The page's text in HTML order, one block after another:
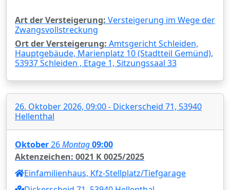
Art der Versteigerung: Versteigerung im Wege der
Zwangsvollstreckung
Ort der Versteigerung: Amtsgericht Schleiden,
Hauptgebäude, Marienplatz 10 (Stadtteil Gemünd),
53937 Schleiden , Etage 1, Sitzungssaal 33
26. Oktober 2026, 09:00 - Dickerscheid 71, 53940
Hellenthal
Oktober26Montag09:00
Aktenzeichen: 0021 K 0025/2025
Einfamilienhaus, Kfz-Stellplatz/Tiefgarage